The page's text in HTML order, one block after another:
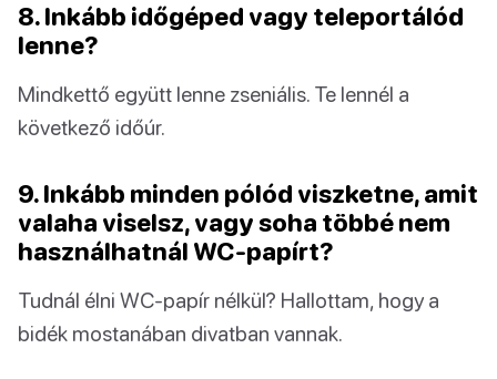
8. Inkább időgéped vagy teleportálód
lenne?
Mindkettő együtt lenne zseniális. Te lennél a
következő időúr.
9. Inkább minden pólód viszketne, amit
valaha viselsz, vagy soha többé nem
használhatnál WC-papírt?
Tudnál élni WC-papír nélkül? Hallottam, hogy a
bidék mostanában divatban vannak.